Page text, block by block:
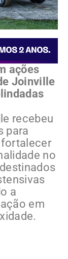
ações
Joinville
recebeu
para
no
a
em